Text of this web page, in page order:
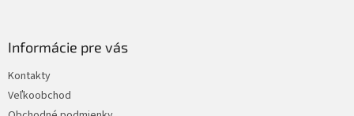
Informácie pre vás
Kontakty
Veľkoobchod